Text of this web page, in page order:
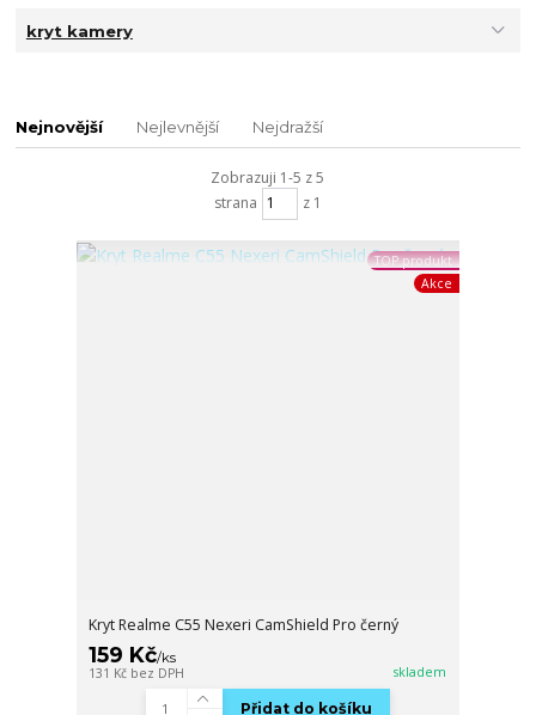
kryt kamery
Nejnovější Nejlevnější Nejdražší
Zobrazuji 1-5 z 5
strana
z 1
TOP produkt
Akce
Kryt Realme C55 Nexeri CamShield Pro černý
159 Kč/ks
131 Kč bez DPH skladem
Přidat do košíku